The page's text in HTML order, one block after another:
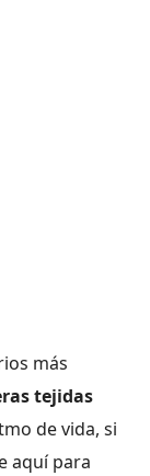
más
tejidas
de vida, si
aquí para